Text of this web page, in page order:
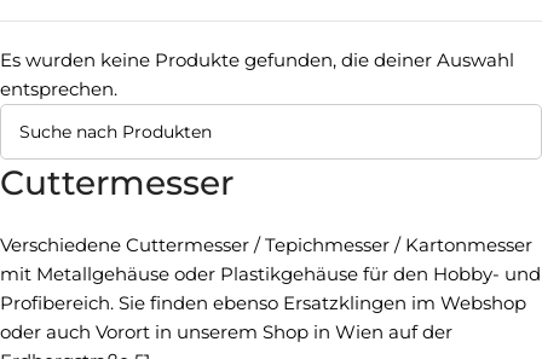
Es wurden keine Produkte gefunden, die deiner Auswahl
entsprechen.
Cuttermesser
Verschiedene Cuttermesser / Tepichmesser / Kartonmesser
mit Metallgehäuse oder Plastikgehäuse für den Hobby- und
Profibereich. Sie finden ebenso Ersatzklingen im Webshop
oder auch Vorort in unserem Shop in Wien auf der